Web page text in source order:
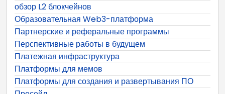
обзор L2 блокчейнов
Образовательная Web3-платформа
Партнерские и реферальные программы
Перспективные работы в будущем
Платежная инфраструктура
Платформы для мемов
Платформы для создания и развертывания ПО